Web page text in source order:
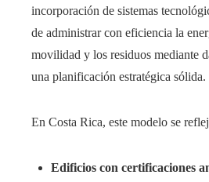
incorporación de sistemas
de administrar con eficiencia la
movilidad y los residuos mediante
una planificación estratégica sólida.
En Costa Rica, este modelo se
Edificios con certificaciones